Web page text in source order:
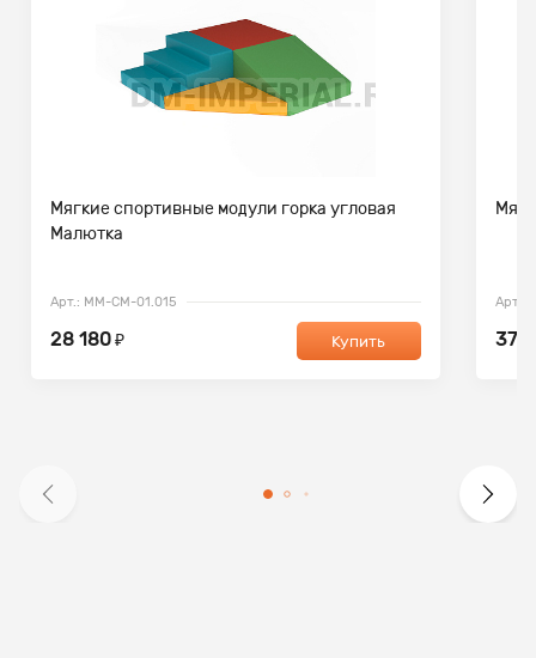
Мягкие спортивные модули горка угловая
Малютка
Арт.: ММ-СМ-01.015
28 180₽ Купить
Арт.:
37